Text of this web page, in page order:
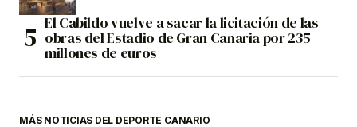
El Cabildo vuelve a sacar la licitación de las
obras del Estadio de Gran Canaria por 235
millones de euros
MÁS NOTICIAS DEL DEPORTE CANARIO